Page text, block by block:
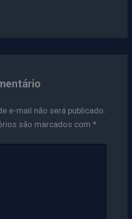
e-mail não será publicado.
são marcados com *